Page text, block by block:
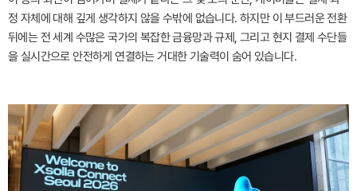
정 자체에 대해 깊게 생각하지 않을 수밖에 없습니다. 하지만 이 부드러운 전환
뒤에는 전 세계 수많은 국가의 복잡한 금융망과 규제, 그리고 현지 결제 수단들
을 실시간으로 안전하게 연결하는 거대한 기술력이 숨어 있습니다.